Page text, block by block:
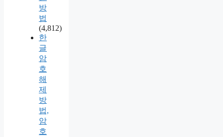
방
법
(4,812)
한
글
암
호
해
제
방
법,
암
호